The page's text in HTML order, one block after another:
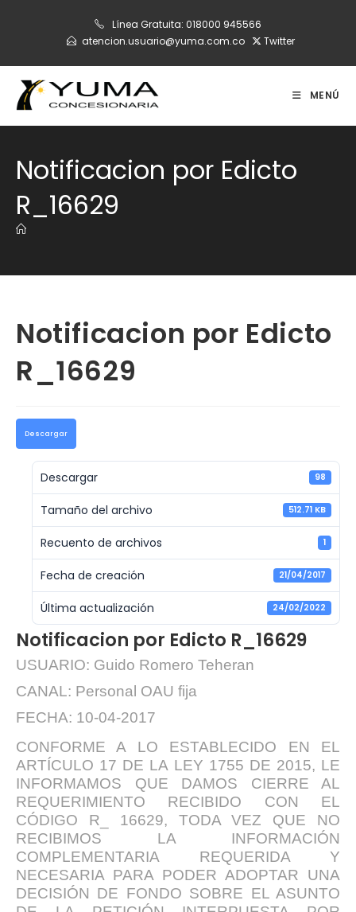
Línea Gratuita: 018000 945566
atencion.usuario@yuma.com.co
Twitter
MENÚ
Notificacion por Edicto
R_16629
Notificacion por Edicto
R_16629
Descargar
Descargar 98
Tamaño del archivo 512.71 KB
Recuento de archivos 1
Fecha de creación 21/04/2017
Última actualización 24/02/2022
Notificacion por Edicto R_16629
USUARIO: Guido Romero Teheran
CANAL: Personal OAU fija
FECHA: 10-04-2017
CONFORME A LO ESTABLECIDO EN EL
ARTÍCULO 17 DE LA LEY 1755 DE 2015, LE
INFORMAMOS QUE DAMOS CIERRE AL
REQUERIMIENTO RECIBIDO CON EL
CÓDIGO R_ 16629, TODA VEZ QUE NO
RECIBIMOS LA INFORMACIÓN
COMPLEMENTARIA REQUERIDA Y
NECESARIA PARA PODER ADOPTAR UNA
DECISIÓN DE FONDO SOBRE EL ASUNTO